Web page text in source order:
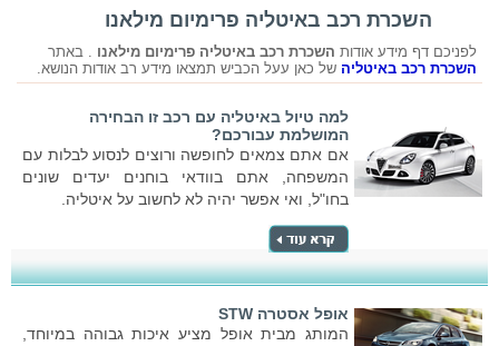
השכרת רכב באיטליה פרימיום מילאנו
לפניכם דף מידע אודות השכרת רכב באיטליה פרימיום מילאנו . באתר
השכרת רכב באיטליה של כאן עעל הכביש תמצאו מידע רב אודות הנושא.
למה טיול באיטליה עם רכב זו הבחירה
המושלמת עבורכם?
אם אתם צמאים לחופשה ורוצים לנסוע לבלות עם
המשפחה, אתם בוודאי בוחנים יעדים שונים
בחו"ל, ואי אפשר יהיה לא לחשוב על איטליה.
אופל אסטרה STW
המותג מבית אופל מציע איכות גבוהה במיוחד,